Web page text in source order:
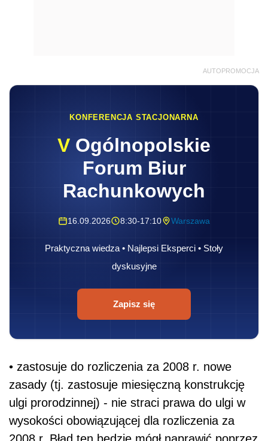
AUTOPROMOCJA
KONFERENCJA STACJONARNA
V Ogólnopolskie
Forum Biur
Rachunkowych
16.09.2026 8:30-17:10 Warszawa
Praktyczna wiedza • Najlepsi Eksperci • Stoły
dyskusyjne
Zapisz się
• zastosuje do rozliczenia za 2008 r. nowe
zasady (tj. zastosuje miesięczną konstrukcję
ulgi prorodzinnej) - nie straci prawa do ulgi w
wysokości obowiązującej dla rozliczenia za